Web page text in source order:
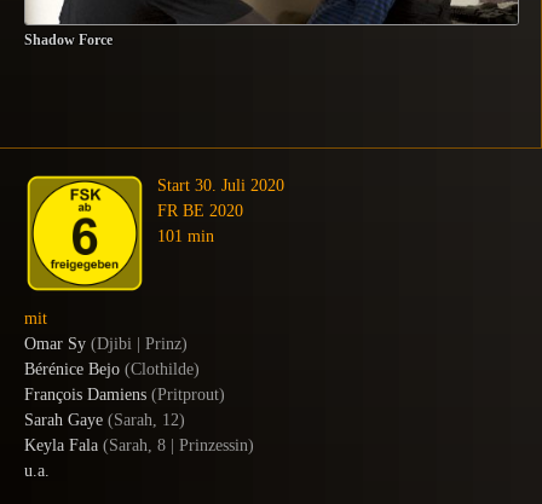
Shadow Force
Start 30. Juli 2020
FR BE 2020
101 min
mit
Omar Sy (Djibi | Prinz)
Bérénice Bejo (Clothilde)
François Damiens (Pritprout)
Sarah Gaye (Sarah, 12)
Keyla Fala (Sarah, 8 | Prinzessin)
u.a.